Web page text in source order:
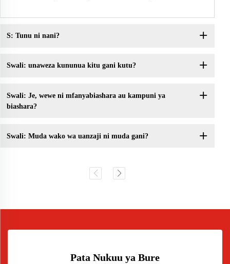
S: Tunu ni nani?
Swali: unaweza kununua kitu gani kutu?
Swali: Je, wewe ni mfanyabiashara au kampuni ya
biashara?
Swali: Muda wako wa uanzaji ni muda gani?
Pata Nukuu ya Bure